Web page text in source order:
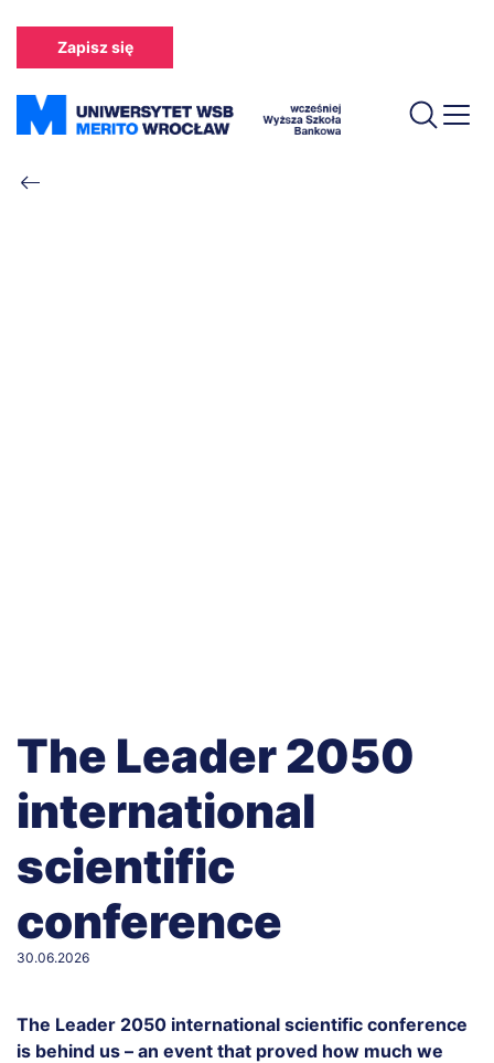
treści
Zapisz się
Ścieżka
The Leader 2050
international
scientific
conference
30.06.2026
The Leader 2050 international scientific conference
is behind us – an event that proved how much we